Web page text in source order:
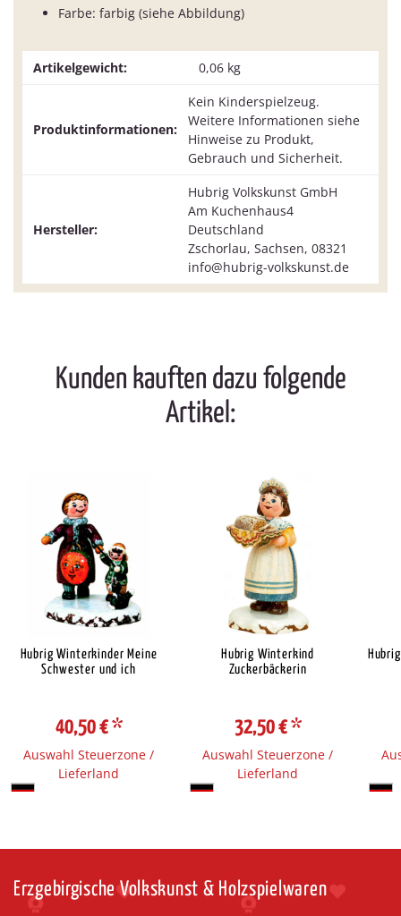
Farbe: farbig (siehe Abbildung)
Artikelgewicht: 0,06 kg
Produktinformationen:
Kein Kinderspielzeug.
Weitere Informationen siehe
Hinweise zu Produkt,
Gebrauch und Sicherheit.
Hersteller:
Hubrig Volkskunst GmbH
Am Kuchenhaus4
Deutschland
Zschorlau, Sachsen, 08321
info@hubrig-volkskunst.de
Kunden kauften dazu folgende
Artikel:
Hubrig Winterkinder Meine
Schwester und ich
40,50 €*
Auswahl Steuerzone /
Lieferland
Hubrig Winterkind
Zuckerbäckerin
32,50 €*
Auswahl Steuerzone /
Lieferland
Erzgebirgische Volkskunst & Holzspielwaren